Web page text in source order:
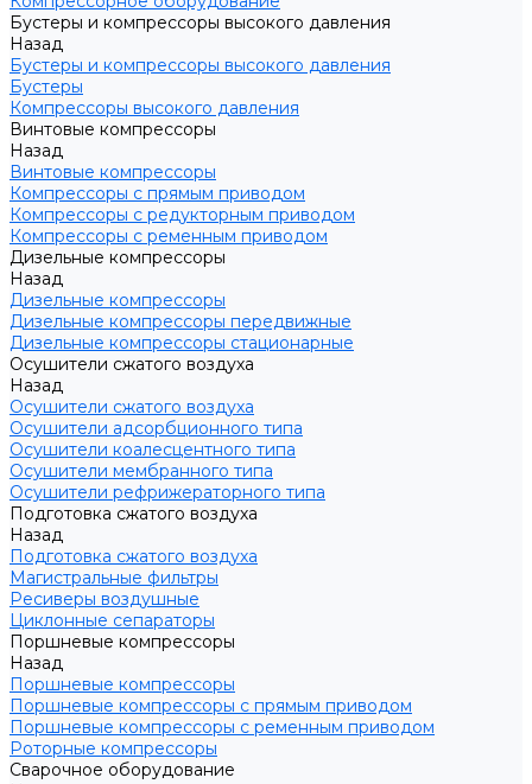
Бустеры и компрессоры высокого давления
Назад
Бустеры и компрессоры высокого давления
Бустеры
Компрессоры высокого давления
Винтовые компрессоры
Назад
Винтовые компрессоры
Компрессоры с прямым приводом
Компрессоры с редукторным приводом
Компрессоры с ременным приводом
Дизельные компрессоры
Назад
Дизельные компрессоры
Дизельные компрессоры передвижные
Дизельные компрессоры стационарные
Осушители сжатого воздуха
Назад
Осушители сжатого воздуха
Осушители адсорбционного типа
Осушители коалесцентного типа
Осушители мембранного типа
Осушители рефрижераторного типа
Подготовка сжатого воздуха
Назад
Подготовка сжатого воздуха
Магистральные фильтры
Ресиверы воздушные
Циклонные сепараторы
Поршневые компрессоры
Назад
Поршневые компрессоры
Поршневые компрессоры с прямым приводом
Поршневые компрессоры с ременным приводом
Роторные компрессоры
Сварочное оборудование